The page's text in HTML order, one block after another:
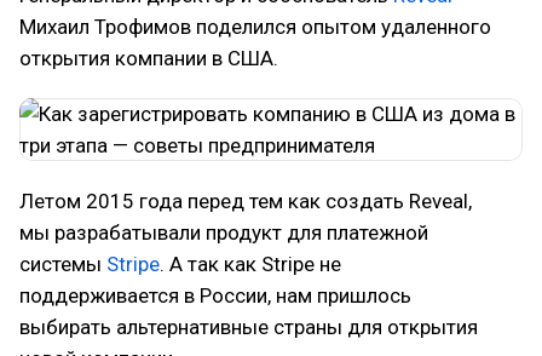
Михаил Трофимов поделился опытом удаленного
открытия компании в США.
Летом 2015 года перед тем как создать Reveal,
мы разрабатывали продукт для платежной
системы Stripe. А так как Stripe не
поддерживается в России, нам пришлось
выбирать альтернативные страны для открытия